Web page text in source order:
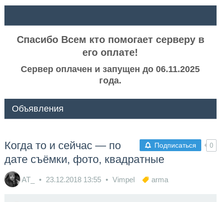
Спасибо Всем кто помогает серверу в
его оплате!
Сервер оплачен и запущен до 06.11.2025
года.
Объявления
Подписаться 0
Когда то и сейчас — по
дате съёмки, фото, квадратные
AT_ 23.12.2018 13:55 Vimpel arma